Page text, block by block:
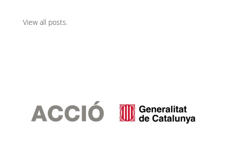
View all posts.